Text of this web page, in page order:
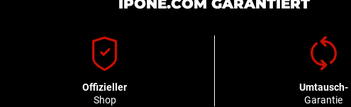
IPONE.COM GARANTIERT
Offizieller
Shop
Umtausch-
Garantie